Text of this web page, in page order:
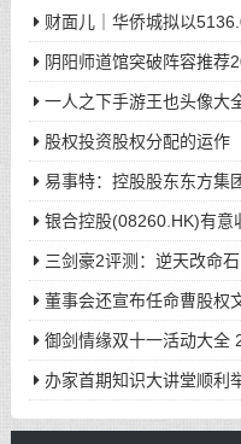
财面儿｜华侨城拟以
股权
阴阳师道馆突破阵容推荐
一人之下手游王也头像大
股权投资股权分配的运作
易事特：控股股东东方集
持
银合控股(08260.HK)有意
三剑豪2评测：逆天改命
董事会还宣布任命曹股权
御剑情缘双十一活动大全
办家首期知识大讲堂顺利